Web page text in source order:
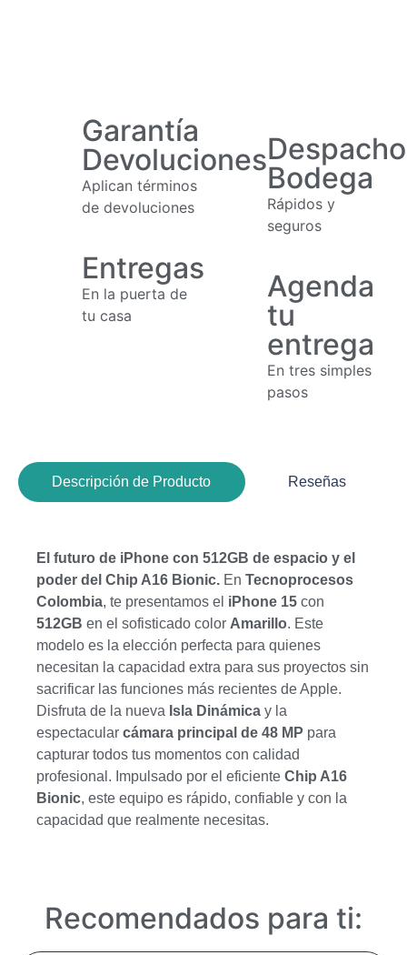
Garantía
Devoluciones
Aplican términos
de devoluciones
Bodega
Rápidos y
seguros
Entregas
En la puerta de
tu casa
Agenda
tu
entrega
En tres simples
pasos
Descripción de Producto Reseñas
El futuro de iPhone con 512GB de espacio y el
poder del Chip A16 Bionic. En Tecnoprocesos
Colombia, te presentamos el iPhone 15 con
512GB en el sofisticado color Amarillo. Este
modelo es la elección perfecta para quienes
necesitan la capacidad extra para sus proyectos sin
sacrificar las funciones más recientes de Apple.
Disfruta de la nueva Isla Dinámica y la
espectacular cámara principal de 48 MP para
capturar todos tus momentos con calidad
profesional. Impulsado por el eficiente Chip A16
Bionic, este equipo es rápido, confiable y con la
capacidad que realmente necesitas.
Recomendados para ti: